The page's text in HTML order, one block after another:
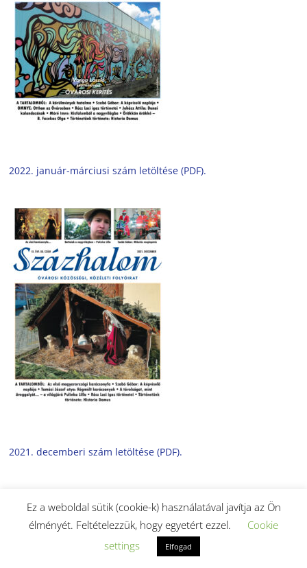
2022. január-márciusi szám letöltése (PDF).
2021. decemberi szám letöltése (PDF).
Ez a weboldal sütik (cookie-k) használatával javítja az Ön
élményét. Feltételezzük, hogy egyetért ezzel.
Cookie
settings
Elfogad